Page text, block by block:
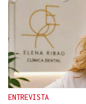
ENTREVISTA